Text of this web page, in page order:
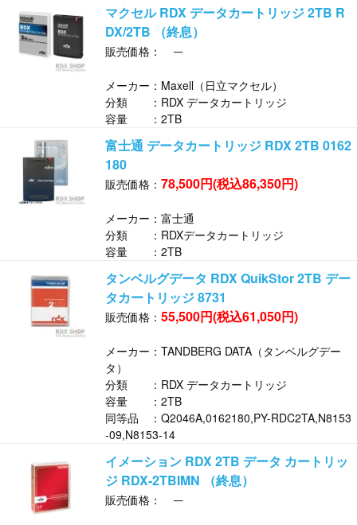
マクセル RDX データカートリッジ 2TB R
DX/2TB （終息）
販売価格： ─
メーカー：Maxell（日立マクセル）
分類 ：RDX データカートリッジ
容量 ：2TB
富士通 データカートリッジ RDX 2TB 0162
180
販売価格： 78,500円(税込86,350円)
メーカー：富士通
分類 ：RDXデータカートリッジ
容量 ：2TB
タンベルグデータ RDX QuikStor 2TB デー
タカートリッジ 8731
販売価格： 55,500円(税込61,050円)
メーカー：TANDBERG DATA（タンベルグデー
タ）
分類 ：RDX データカートリッジ
容量 ：2TB
同等品 ：Q2046A,0162180,PY-RDC2TA,N8153
-09,N8153-14
イメーション RDX 2TB データ カートリッ
ジ RDX-2TBIMN （終息）
販売価格： ─